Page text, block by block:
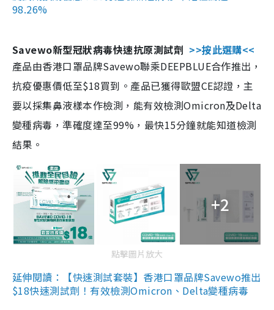
98.26%
Savewo新型冠狀病毒快速抗原測試劑 >>按此選購<<
產品由香港口罩品牌Savewo聯乘DEEPBLUE合作推出，
抗疫優惠價低至$18買到。產品已獲得歐盟CE認證，主
要以採集鼻液樣本作檢測，能有效檢測Omicron及Delta
變種病毒，準確度達至99%，最快15分鐘就能知道檢測
結果。
+2
點擊圖片放大
延伸閱讀：【快速測試套裝】香港口罩品牌Savewo推出
$18快速測試劑！有效檢測Omicron、Delta變種病毒